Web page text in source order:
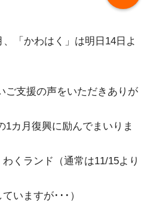
「かわはく」は明日14日よ
ご支援の声をいただきありが
1カ月復興に励んでまいりま
わくランド（通常は11/15より
いますが･･･）